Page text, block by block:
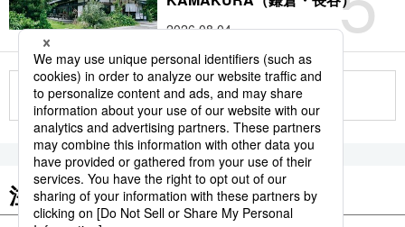
2026.08.04
もっと見る
注目のキーワード